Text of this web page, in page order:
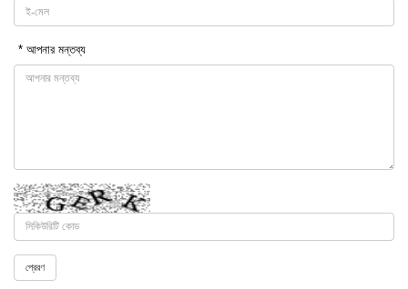
* আপনার মন্তব্য